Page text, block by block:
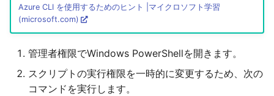
Azure CLI を使用するためのヒント |マイクロソフト学習
(microsoft.com)
管理者権限でWindows PowerShellを開きます。
スクリプトの実行権限を一時的に変更するため、次の
コマンドを実行します。